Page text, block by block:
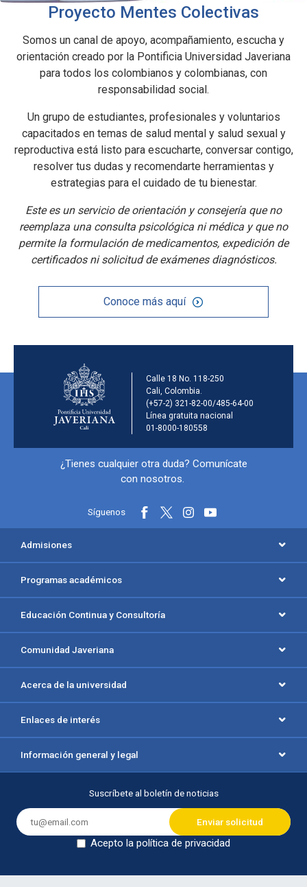
Proyecto Mentes Colectivas
Somos un canal de apoyo, acompañamiento, escucha y
orientación creado por la Pontificia Universidad Javeriana
para todos los colombianos y colombianas, con
responsabilidad social.
Un grupo de estudiantes, profesionales y voluntarios
capacitados en temas de salud mental y salud sexual y
reproductiva está listo para escucharte, conversar contigo,
resolver tus dudas y recomendarte herramientas y
estrategias para el cuidado de tu bienestar.
Este es un servicio de orientación y consejería que no
reemplaza una consulta psicológica ni médica y que no
permite la formulación de medicamentos, expedición de
certificados ni solicitud de exámenes diagnósticos.
Conoce más aquí
Información de la
Calle 18 No. 118-250
Cali, Colombia.
(+57-2) 321-82-00/485-64-00
Línea gratuita nacional
01-8000-180558
Información y redes sociales
¿Tienes cualquier otra duda? Comunícate
con nosotros.
Síguenos
Menú principal del footer
Admisiones
Programas académicos
Educación Continua y Consultoría
Comunidad Javeriana
Acerca de la universidad
Enlaces de interés
Información general y legal
Suscríbete al boletín de noticias
Acepto la política de privacidad